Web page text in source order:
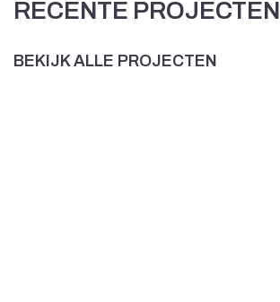
RECENTE PROJECTEN
BEKIJK ALLE PROJECTEN